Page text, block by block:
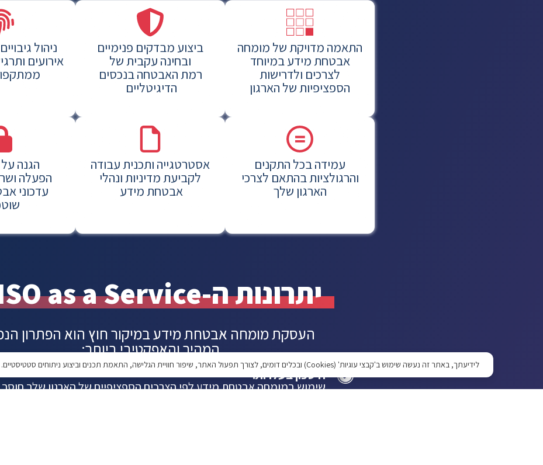
התאמה מדויקת של מומחה
אבטחת מידע במיוחד
לצרכים ולדרישות
הספציפיות של הארגון
ביצוע מבדקים פנימיים
ובחינה עקבית של
רמת האבטחה בנכסים
הדיגיטליים
ניהול
אירועים
עמידה בכל התקנים
והרגולציות בהתאם לצרכי
הארגון שלך
אסטרטגייה ותכנית עבודה
לקביעת מדיניות ונהלי
אבטחת מידע
הגנה
הפעלה
עדכוני
יתרונות ה-CISO as a Service
העסקת מומחה אבטחת מידע במיקור חוץ הוא הפתרון
המהיר והאפקטיבי ביותר:
חיסכון בעלויות:
שימוש במומחה אבטחת מידע לפי הצרכים הספציפיים של הארגון שלך חוסך
לידיעתך, באתר זה נעשה שימוש ב'קבצי עוגיות' (Cookies) ובכלים דומים, לצורך תפעול האתר, שיפור חוויית הגלישה, התאמת תכנים וביצוע ניתוחים סטטיסטיים. למידע נוסף, ניתן לעיין ב